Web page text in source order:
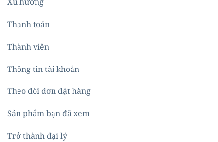
Thanh toán
Thành viên
Thông tin tài khoản
Theo dõi đơn đặt hàng
Sản phẩm bạn đã xem
Trở thành đại lý